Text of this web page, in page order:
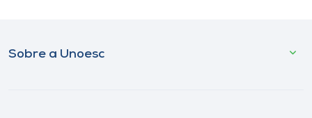
Sobre a Unoesc